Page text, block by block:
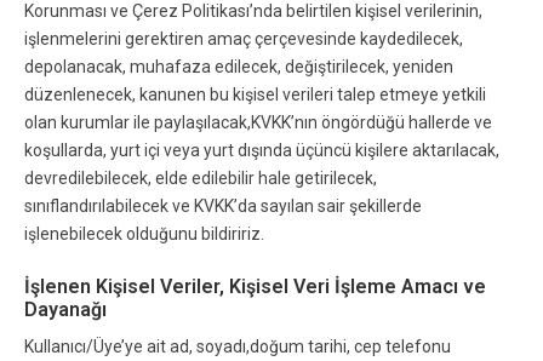
Korunması ve Çerez Politikası’nda belirtilen kişisel verilerinin,
işlenmelerini gerektiren amaç çerçevesinde kaydedilecek,
depolanacak, muhafaza edilecek, değiştirilecek, yeniden
düzenlenecek, kanunen bu kişisel verileri talep etmeye yetkili
olan kurumlar ile paylaşılacak,KVKK’nın öngördüğü hallerde ve
koşullarda, yurt içi veya yurt dışında üçüncü kişilere aktarılacak,
devredilebilecek, elde edilebilir hale getirilecek,
sınıflandırılabilecek ve KVKK’da sayılan sair şekillerde
işlenebilecek olduğunu bildiririz.
İşlenen Kişisel Veriler, Kişisel Veri İşleme Amacı ve
Dayanağı
Kullanıcı/Üye’ye ait ad, soyadı,doğum tarihi, cep telefonu